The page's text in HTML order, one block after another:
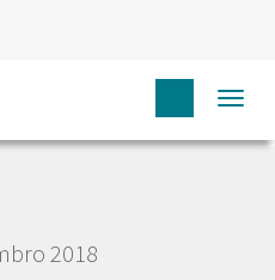
2018